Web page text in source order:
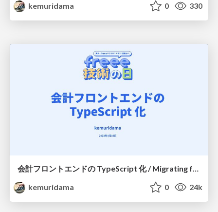
kemuridama
0 330
会計フロントエンドの TypeScript 化 / Migrating frontend of freee Accounting to TypeScript
kemuridama
0 24k